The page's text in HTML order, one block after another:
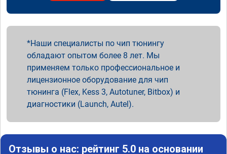
Наши специалисты по чип тюнингу
обладают опытом более 8 лет. Мы
применяем только профессиональное и
лицензионное оборудование для чип
тюнинга (Flex, Kess 3, Autotuner, Bitbox) и
диагностики (Launch, Autel).
Отзывы о нас: рейтинг 5.0 на основании